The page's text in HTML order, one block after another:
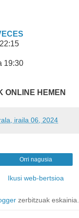
19:30
ONLINE HEMEN
iraila 06, 2024
Orri nagusia
Ikusi web-bertsioa
zerbitzuak eskainia.